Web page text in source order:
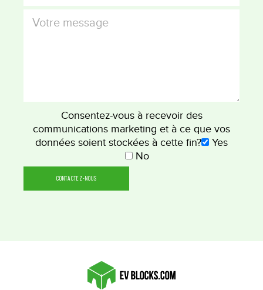
Consentez-vous à recevoir des
communications marketing et à ce que vos
données soient stockées à cette fin?
Yes
No